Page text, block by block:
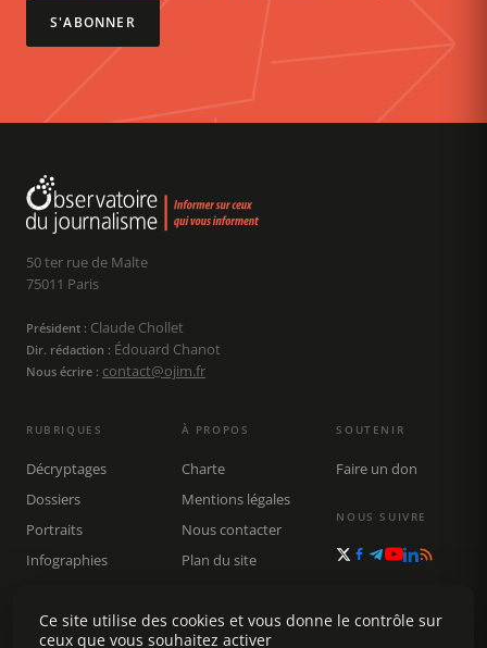
S'ABONNER
50 ter rue de Malte
75011 Paris
Président : Claude Chollet
Dir. rédaction : Édouard Chanot
Nous écrire : contact@ojim.fr
RUBRIQUES
Décryptages
Dossiers
Portraits
Infographies
Rechercher
À PROPOS
Charte
Mentions légales
Nous contacter
Plan du site
SOUTENIR
Faire un don
NOUS SUIVRE
Ce site utilise des cookies et vous donne le contrôle sur
ceux que vous souhaitez activer